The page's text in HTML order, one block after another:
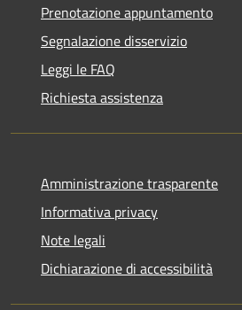
Prenotazione appuntamento
Segnalazione disservizio
Leggi le FAQ
Richiesta assistenza
Amministrazione trasparente
Informativa privacy
Note legali
Dichiarazione di accessibilità